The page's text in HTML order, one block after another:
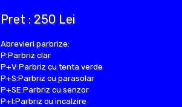
Pret : 250 Lei
Abrevieri parbrize:
P:Parbriz clar
P+V:Parbriz cu tenta verde
P+S:Parbriz cu parasolar
P+SE:Parbriz cu senzor
P+I:Parbriz cu incalzire